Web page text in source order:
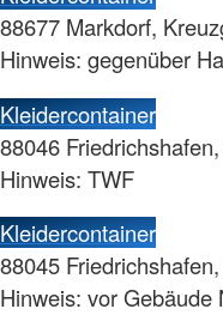
88677 Markdorf,
Hinweis: gegenüber
Kleidercontainer
88046
Hinweis: TWF
Kleidercontainer
88045
Hinweis: vor Gebäude